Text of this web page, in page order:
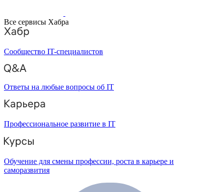
Все сервисы Хабра
Сообщество IT-специалистов
Ответы на любые вопросы об IT
Профессиональное развитие в IT
Обучение для смены профессии, роста в карьере и
саморазвития